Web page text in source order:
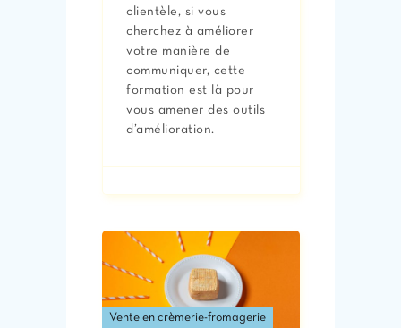
clientèle, si vous
cherchez à améliorer
votre manière de
communiquer, cette
formation est là pour
vous amener des outils
d’amélioration.
Vente en crèmerie-fromagerie